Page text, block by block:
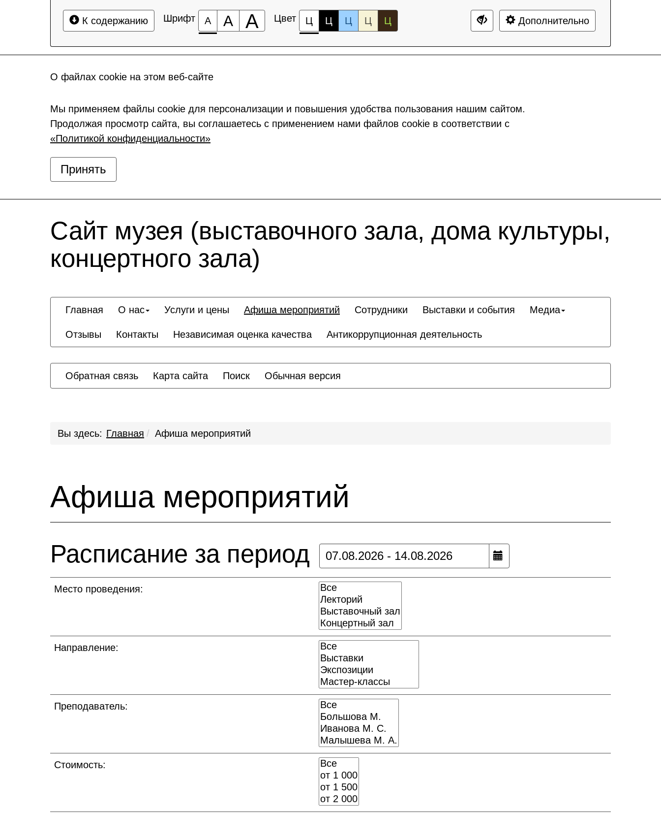
К содержанию Шрифт А А А Цвет Ц Ц Ц Ц Ц Дополнительно
О файлах cookie на этом веб-сайте
Мы применяем файлы cookie для персонализации и повышения удобства пользования нашим сайтом.
Продолжая просмотр сайта, вы соглашаетесь с применением нами файлов cookie в соответствии с
«Политикой конфиденциальности»
Принять
Сайт музея (выставочного зала, дома культуры,
концертного зала)
Главная О нас Услуги и цены Афиша мероприятий Сотрудники Выставки и события Медиа
Отзывы Контакты Независимая оценка качества Антикоррупционная деятельность
Обратная связь Карта сайта Поиск Обычная версия
Вы здесь: Главная Афиша мероприятий
Афиша мероприятий
Расписание за период
Место проведения:
Направление:
Преподаватель:
Стоимость: